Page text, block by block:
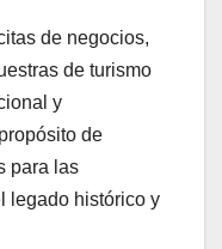
de negocios,
de turismo
y
de
para las
legado histórico y